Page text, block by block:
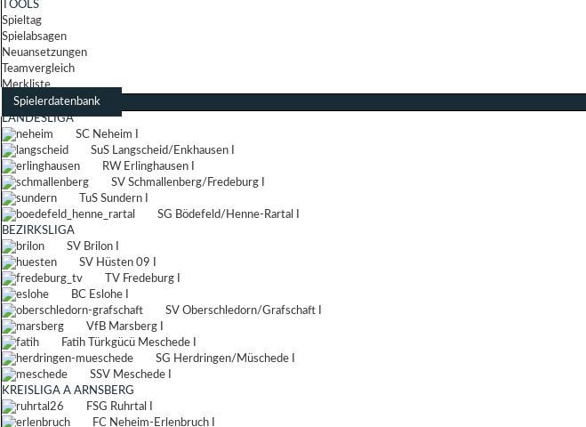
TOOLS
Spieltag
Spielabsagen
Neuansetzungen
Teamvergleich
Merkliste
Spielerdatenbank
LANDESLIGA
SC Neheim I
SuS Langscheid/Enkhausen I
RW Erlinghausen I
SV Schmallenberg/Fredeburg I
TuS Sundern I
SG Bödefeld/Henne-Rartal I
BEZIRKSLIGA
SV Brilon I
SV Hüsten 09 I
TV Fredeburg I
BC Eslohe I
SV Oberschledorn/Grafschaft I
VfB Marsberg I
Fatih Türkgücü Meschede I
SG Herdringen/Müschede I
SSV Meschede I
KREISLIGA A ARNSBERG
FSG Ruhrtal I
FC Neheim-Erlenbruch I